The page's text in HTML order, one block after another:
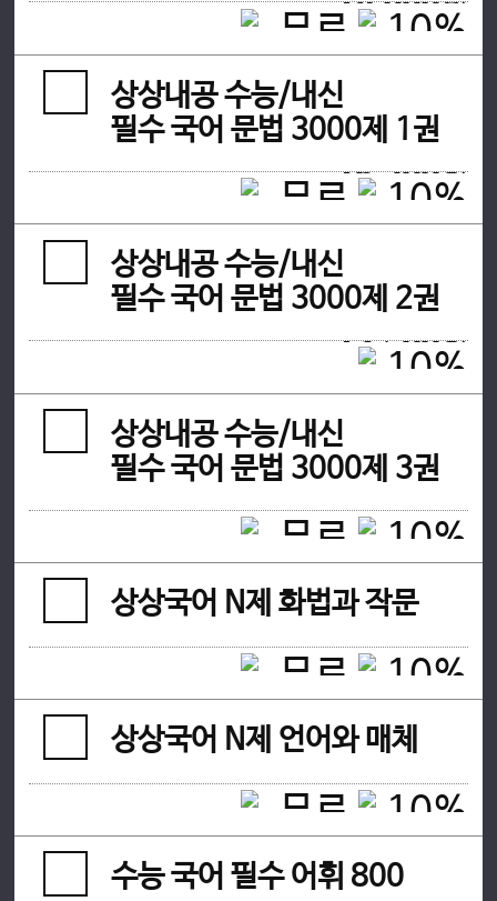
상상내공 수능/내신
필수 국어 문법 3000제 1권
18,000원
16,200원
상상내공 수능/내신
필수 국어 문법 3000제 2권
15,000원
13,500원
상상내공 수능/내신
필수 국어 문법 3000제 3권
18,000원
16,200원
상상국어 N제 화법과 작문
20,000원
18,000원
상상국어 N제 언어와 매체
20,000원
18,000원
수능 국어 필수 어휘 800